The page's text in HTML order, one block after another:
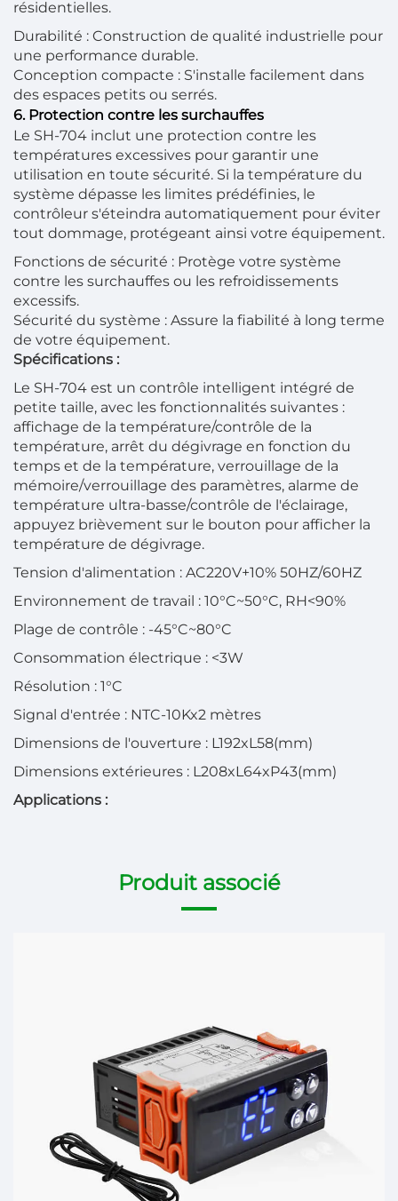
résidentielles.
Durabilité : Construction de qualité industrielle pour
une performance durable.
Conception compacte : S'installe facilement dans
des espaces petits ou serrés.
6. Protection contre les surchauffes
Le SH-704 inclut une protection contre les
températures excessives pour garantir une
utilisation en toute sécurité. Si la température du
système dépasse les limites prédéfinies, le
contrôleur s'éteindra automatiquement pour éviter
tout dommage, protégeant ainsi votre équipement.
Fonctions de sécurité : Protège votre système
contre les surchauffes ou les refroidissements
excessifs.
Sécurité du système : Assure la fiabilité à long terme
de votre équipement.
Spécifications :
Le SH-704 est un contrôle intelligent intégré de
petite taille, avec les fonctionnalités suivantes :
affichage de la température/contrôle de la
température, arrêt du dégivrage en fonction du
temps et de la température, verrouillage de la
mémoire/verrouillage des paramètres, alarme de
température ultra-basse/contrôle de l'éclairage,
appuyez brièvement sur le bouton pour afficher la
température de dégivrage.
Tension d'alimentation : AC220V+10% 50HZ/60HZ
Environnement de travail : 10°C~50°C, RH<90%
Plage de contrôle : -45°C~80°C
Consommation électrique : <3W
Résolution : 1°C
Signal d'entrée : NTC-10Kx2 mètres
Dimensions de l'ouverture : L192xL58(mm)
Dimensions extérieures : L208xL64xP43(mm)
Applications :
Produit associé